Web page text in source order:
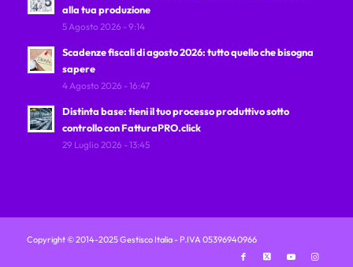
alla tua produzione
5 Agosto 2026 - 9:14
Scadenze fiscali di agosto 2026: tutto quello che bisogna
sapere
4 Agosto 2026 - 16:47
Distinta base: tieni il tuo processo produttivo sotto
controllo con FatturaPRO.click
29 Luglio 2026 - 13:45
Copyright © 2014-2025 Gestisco Italia - P.IVA 05396940966